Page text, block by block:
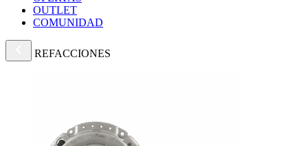
OUTLET
COMUNIDAD
REFACCIONES